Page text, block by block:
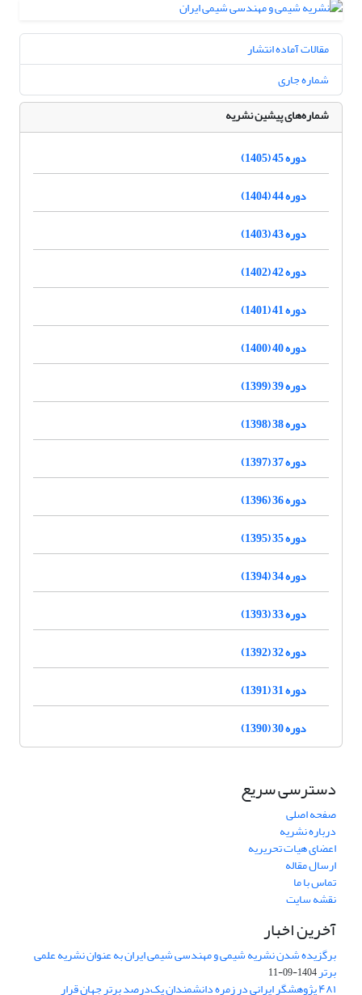
مقالات آماده انتشار
شماره جاری
شماره‌های پیشین نشریه
دوره 45 (1405)
دوره 44 (1404)
دوره 43 (1403)
دوره 42 (1402)
دوره 41 (1401)
دوره 40 (1400)
دوره 39 (1399)
دوره 38 (1398)
دوره 37 (1397)
دوره 36 (1396)
دوره 35 (1395)
دوره 34 (1394)
دوره 33 (1393)
دوره 32 (1392)
دوره 31 (1391)
دوره 30 (1390)
دسترسی سریع
صفحه اصلی
درباره نشریه
اعضای هیات تحریریه
ارسال مقاله
تماس با ما
نقشه سایت
آخرین اخبار
برگزیده شدن نشریه شیمی و مهندسی شیمی ایران به عنوان نشریه علمی
برتر1404-09-11
۴۸۱ پژوهشگر ایرانی در زمره دانشمندان یک‌درصد برتر جهان قرار